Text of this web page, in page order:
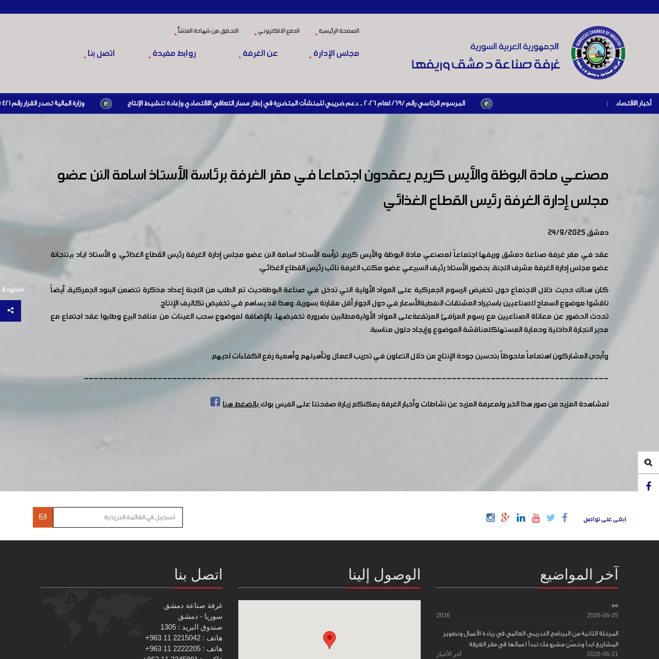
الصفحة الرئيسية الدفع الالكتروني التحقق من شهادة المنشأ
مجلس الإدارة عن الغرفة روابط مفيدة اتصل بنا
أخبار الاقتصاد | المرسوم الرئاسي رقم /69/ لعام 2026 .. دعم ضريبي للمنشآت المتضررة في إطار مسار التعافي الاقتصادي وإعادة تنشيط الإنتاج وزارة المالية تصدر القرار رقم 421 تاريخ 24/3/2026 المتضمن الزام المستوردين بإبراز براءة ذمة مالية سارية صادرة عن الهيئة العامة للضرائب والرسوم أو مديرياتها عند القيام بعمليات الاستيراد
English
مصنعي مادة البوظة والأيس كريم يعقدون اجتماعا في مقر الغرفة برئاسة الأستاذ اسامة النن عضو
مجلس إدارة الغرفة رئيس القطاع الغذائي
دمشق 24/9/2025
عقد في مقر غرفة صناعة دمشق وريفها اجتماعاً لمصنعي مادة البوظة والأيس كريم، ترأسه الأستاذ اسامة النن عضو مجلس إدارة الغرفة رئيس القطاع الغذائي، و الأستاذ اياد بيتنجانة
عضو مجلس إدارة الغرفة مشرف اللجنة، بحضور الأستاذ رئيف السبيعي عضو مكتب الغرفة نائب رئيس القطاع الغذائي.
كان هناك حديث خلال الاجتماع حول تخفيض الرسوم الجمركية على المواد الأولية التي تدخل في صناعة البوظةحيث تم الطلب من اللجنة إعداد مذكرة تتضمن البنود الجمركية، أيضاً
ناقشوا موضوع السماح للصناعيين باستيراد المشتقات النفطيةالأسعار في دول الجوار أقل مقارنة بسورية، وهذا قد يساهم في تخفيض تكاليف الإنتاج.
تحدث الحضور عن معاناة الصناعيين مع رسوم المرافئ المرتفعةعلى المواد الأوليةمطالبين بضرورة تخفيضها، بالإضافة لموضوع سحب العينات من منافذ البيع وطلبوا عقد اجتماع مع
مدير التجارة الداخلية وحماية المستهلكلمناقشة الموضوع وإيجاد حلول مناسبة.
وأبدى المشاركون اهتماماً ملحوظاً بتحسين جودة الإنتاج من خلال التعاون في تدريب العمال وتأهيلهم وأهمية رفع الكفاءات لديهم.
-----------------------------------------------------------------------------------------------------------
لمشاهدة المزيد من صور هذا الخبر ولمعرفة المزيد عن نشاطات وأخبار الغرفة يمكنكم زيارة صفحتنا على الفيس بوكبالضغط هنا
ابقى على تواصل
آخر المواضيع
55
2026-06-25
2026
المرحلة الثانية من البرنامج التدريبي العالمي في ريادة الأعمال وتطوير
المشاريع ابدأ وحسّن مشروعك تبدأ اعمالها في مقر الغرفة
2026-06-21 آخر الأخبار
الوصول إلينا اتصل بنا
غرفة صناعة دمشق
سوريا - دمشق
صندوق البريد : 1305
هاتف : 2215042 11 963+
هاتف : 2222205 11 963+